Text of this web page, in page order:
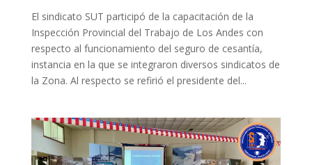
El sindicato SUT participó de la capacitación de la
Inspección Provincial del Trabajo de Los Andes con
respecto al funcionamiento del seguro de cesantía,
instancia en la que se integraron diversos sindicatos de
la Zona. Al respecto se refirió el presidente del...